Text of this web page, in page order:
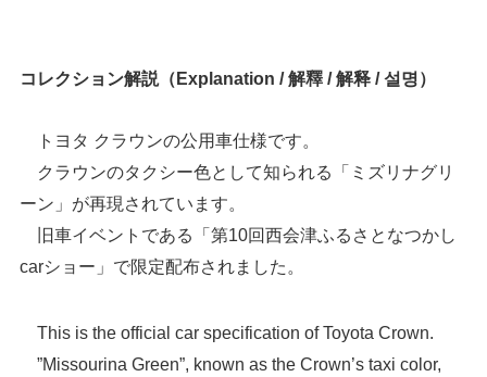
コレクション解説（Explanation / 解釋 / 解释 / 설명）
トヨタ クラウンの公用車仕様です。
クラウンのタクシー色として知られる「ミズリナグリ
ーン」が再現されています。
旧車イベントである「第10回西会津ふるさとなつかし
carショー」で限定配布されました。
This is the official car specification of Toyota Crown.
”Missourina Green”, known as the Crown’s taxi color,